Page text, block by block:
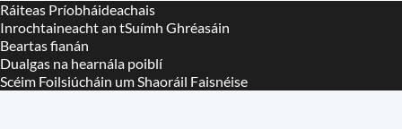
Housekeeping
Ráiteas Príobháideachais
Inrochtaineacht an tSuímh Ghréasáin
Beartas fianán
Dualgas na hearnála poiblí
Scéim Foilsiúcháin um Shaoráil Faisnéise